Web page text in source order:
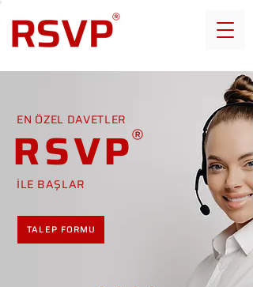
EN ÖZEL DAVETLER
RSVP
İLE BAŞLAR
TALEP FORMU